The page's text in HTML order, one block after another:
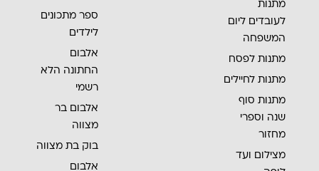
מתנות
לעובדים ליום
המשפחה
מתנות לפסח
מתנות לחיילים
מתנות סוף
שנה וספרי
מחזור
מצילום ועד
ספר מתכונים
לילדים
אלבום
החתונה הלא
רשמי
אלבום בר
מצווה
בוק בת מצווה
אלבום